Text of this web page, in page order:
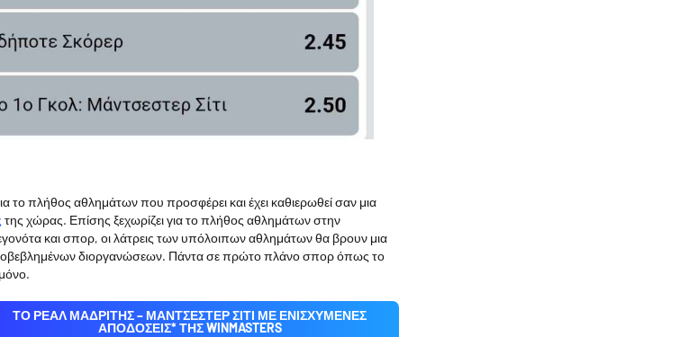
το πλήθος αθλημάτων που προσφέρει και έχει καθιερωθεί σαν μια
της χώρας. Επίσης ξεχωρίζει για το πλήθος αθλημάτων στην
και σπορ, οι λάτρεις των υπόλοιπων αθλημάτων θα βρουν μια
διοργανώσεων. Πάντα σε πρώτο πλάνο σπορ όπως το
ΤΟ ΡΕΑΛ ΜΑΔΡΙΤΗΣ – ΜΑΝΤΣΕΣΤΕΡ ΣΙΤΙ ΜΕ ΕΝΙΣΧΥΜΈΝΕΣ
ΑΠΟΔΌΣΕΙΣ* ΤΗΣ WINMASTERS